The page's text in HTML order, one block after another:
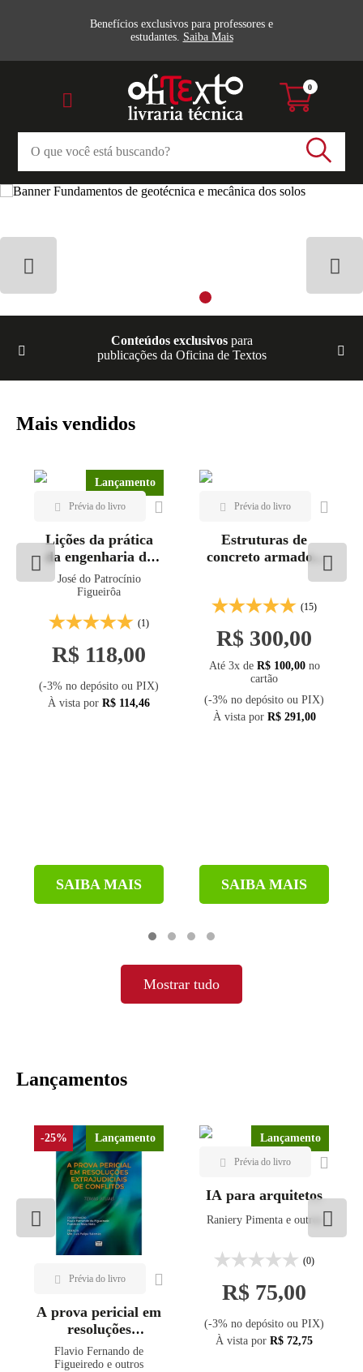
Benefícios exclusivos para professores e
estudantes. Saiba Mais
0
Conteúdos exclusivos para
publicações da Oficina de Textos
Mostrar tudo
Mais vendidos
Lançamento
Lições da prática
da engenharia de
estruturas de
concreto
José do Patrocínio
Figueirôa
(1)
R$ 118,00
(-3% no depósito ou PIX)
À vista por R$ 114,46
SAIBA MAIS
Estruturas de
concreto armado -
(15)
R$ 300,00
Até 3x de R$ 100,00no
cartão
(-3% no depósito ou PIX)
À vista por R$ 291,00
SAIBA MAIS
Lançamentos
-25% Lançamento
A prova pericial em
resoluções
extrajudiciais de
conflitos
Flavio Fernando de
Figueiredo e outros
Lançamento
IA para arquitetos
Raniery Pimenta e outros
(0)
R$ 75,00
(-3% no depósito ou PIX)
À vista por R$ 72,75